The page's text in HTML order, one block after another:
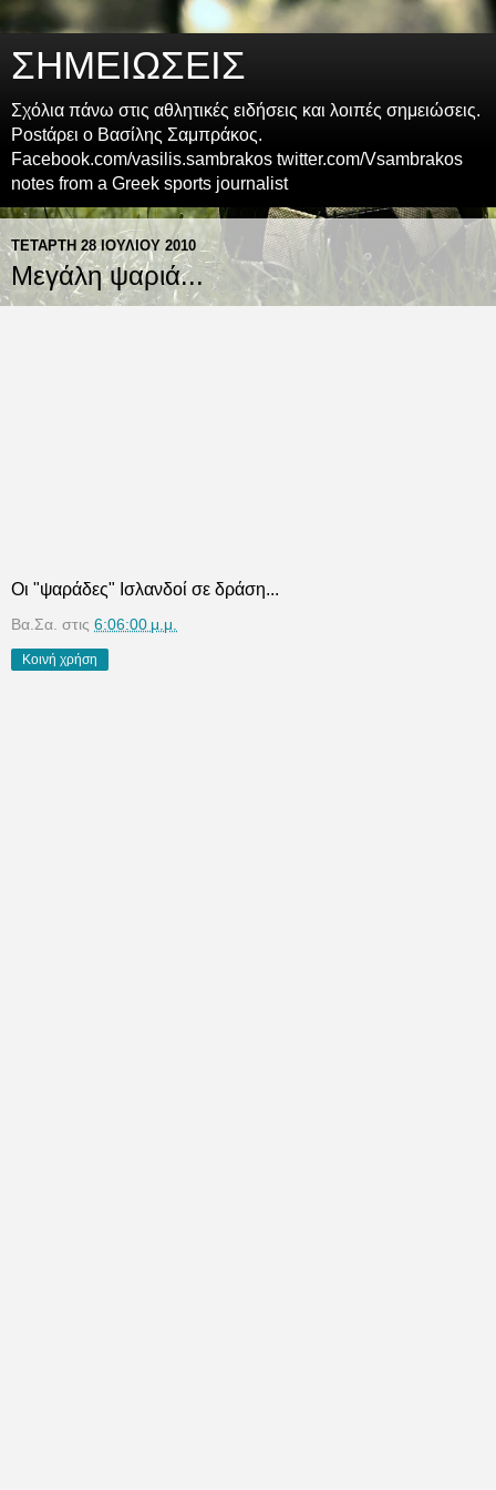
ΣΗΜΕΙΩΣΕΙΣ
Σχόλια πάνω στις αθλητικές ειδήσεις και λοιπές σημειώσεις.
Postάρει ο Βασίλης Σαμπράκος.
Facebook.com/vasilis.sambrakos twitter.com/Vsambrakos
notes from a Greek sports journalist
ΤΕΤΆΡΤΗ 28 ΙΟΥΛΊΟΥ 2010
Μεγάλη ψαριά...
Οι "ψαράδες" Ισλανδοί σε δράση...
Βα.Σα. στις 6:06:00 μ.μ.
Κοινή χρήση